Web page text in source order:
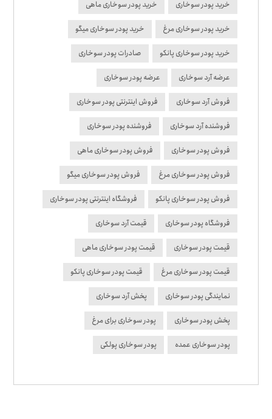
خرید پودر سوخاری خرید پودر سوخاری ماهی
خرید پودر سوخاری مرغ خرید پودر سوخاری میگو
خرید پودر سوخاری پانکو صادرات پودر سوخاری
عرضه آرد سوخاری عرضه پودر سوخاری
فروش آرد سوخاری فروش اینترنتی پودر سوخاری
فروشنده آرد سوخاری فروشنده پودر سوخاری
فروش پودر سوخاری فروش پودر سوخاری ماهی
فروش پودر سوخاری مرغ فروش پودر سوخاری میگو
فروش پودر سوخاری پانکو فروشگاه اینترنتی پودر سوخاری
فروشگاه پودر سوخاری قیمت آرد سوخاری
قیمت پودر سوخاری قیمت پودر سوخاری ماهی
قیمت پودر سوخاری مرغ قیمت پودر سوخاری پانکو
نمایندگی پودر سوخاری پخش آرد سوخاری
پخش پودر سوخاری پودر سوخاری برای مرغ
پودر سوخاری عمده پودر سوخاری پولکی